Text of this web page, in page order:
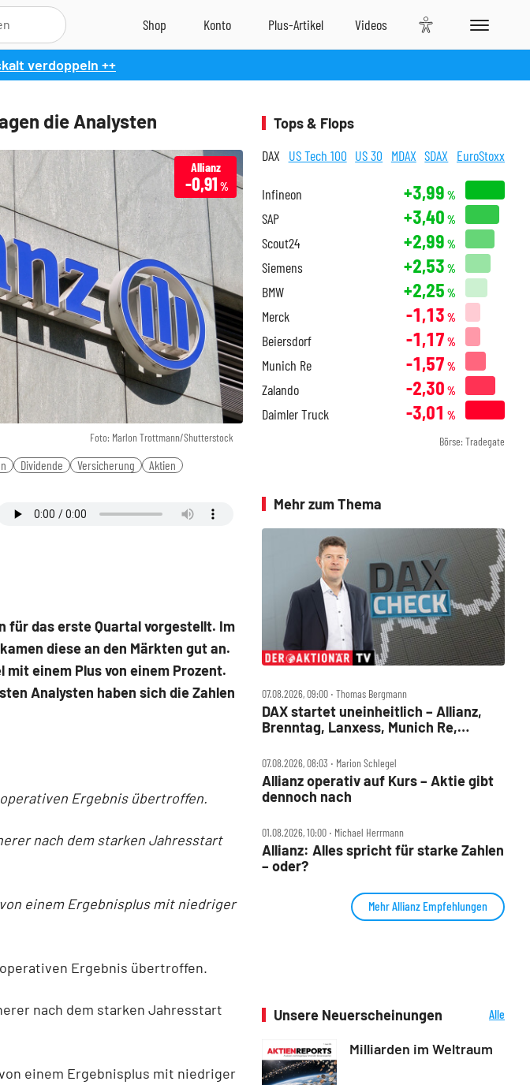
verdoppeln ++
die Analysten
Foto: Marlon Trottmann/Shutterstock
Allianz
-0,91 %
Dividende Versicherung
Aktien
für das erste Quartal vorgestellt. Im
diese an den Märkten gut an.
einem Plus von einem Prozent.
Analysten haben sich die Zahlen
Ergebnis übertroffen.
nach dem starken Jahresstart
einem Ergebnisplus mit niedriger
Ergebnis übertroffen.
nach dem starken Jahresstart
einem Ergebnisplus mit niedriger
Tops & Flops
DAX US Tech 100 US 30 MDAX SDAX EuroStoxx
Infineon +3,99 %
SAP +3,40 %
Scout24 +2,99 %
Siemens +2,53 %
BMW +2,25 %
Merck -1,13 %
Beiersdorf -1,17 %
Munich Re -1,57 %
Zalando -2,30 %
Daimler Truck -3,01 %
Börse: Tradegate
Mehr zum Thema
07.08.2026, 09:00 ‧ Thomas Bergmann
DAX startet uneinheitlich – Allianz,
Brenntag, Lanxess, Munich Re,
07.08.2026, 08:03 ‧ Marion Schlegel
Allianz operativ auf Kurs – Aktie gibt
dennoch nach
01.08.2026, 10:00 ‧ Michael Herrmann
Allianz: Alles spricht für starke Zahlen
– oder?
Mehr Allianz Empfehlungen
Unsere Neuerscheinungen
Alle
Milliarden im Weltraum